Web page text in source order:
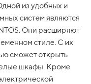
из удобных и
систем являются
Они расширяют
стиле. С их
сможет открыть
шкафы. Кроме